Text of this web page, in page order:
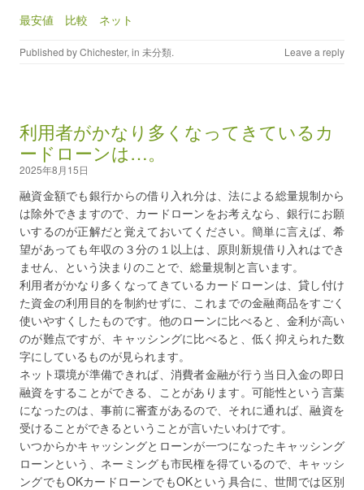
最安値 比較 ネット
Published byChichester, in 未分類. Leave a reply
利用者がかなり多くなってきているカ
ードローンは…。
2025年8月15日
融資金額でも銀行からの借り入れ分は、法による総量規制から
は除外できますので、カードローンをお考えなら、銀行にお願
いするのが正解だと覚えておいてください。簡単に言えば、希
望があっても年収の３分の１以上は、原則新規借り入れはでき
ません、という決まりのことで、総量規制と言います。
利用者がかなり多くなってきているカードローンは、貸し付け
た資金の利用目的を制約せずに、これまでの金融商品をすごく
使いやすくしたものです。他のローンに比べると、金利が高い
のが難点ですが、キャッシングに比べると、低く抑えられた数
字にしているものが見られます。
ネット環境が準備できれば、消費者金融が行う当日入金の即日
融資をすることができる、ことがあります。可能性という言葉
になったのは、事前に審査があるので、それに通れば、融資を
受けることができるということが言いたいわけです。
いつからかキャッシングとローンが一つになったキャッシング
ローンという、ネーミングも市民権を得ているので、キャッシ
ングでもOKカードローンでもOKという具合に、世間では区別